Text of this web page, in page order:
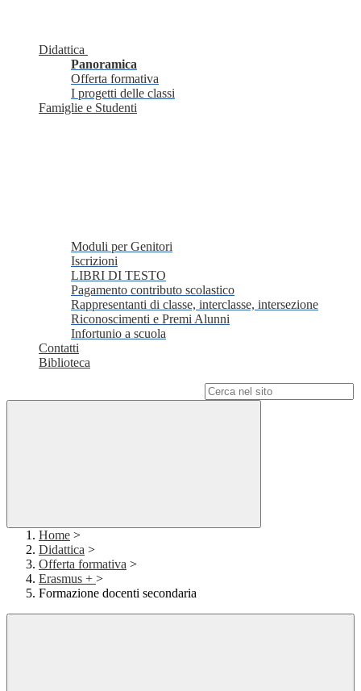
Didattica
Panoramica
Offerta formativa
I progetti delle classi
Famiglie e Studenti
Moduli per Genitori
Iscrizioni
LIBRI DI TESTO
Pagamento contributo scolastico
Rappresentanti di classe, interclasse, intersezione
Riconoscimenti e Premi Alunni
Infortunio a scuola
Contatti
Biblioteca
Home >
Didattica >
Offerta formativa >
Erasmus + >
Formazione docenti secondaria